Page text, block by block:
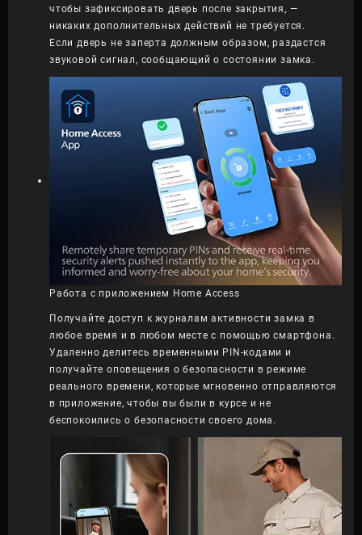
чтобы зафиксировать дверь после закрытия, —
никаких дополнительных действий не требуется.
Если дверь не заперта должным образом, раздастся
звуковой сигнал, сообщающий о состоянии замка.
Работа с приложением Home Access
Получайте доступ к журналам активности замка в
любое время и в любом месте с помощью смартфона.
Удаленно делитесь временными PIN-кодами и
получайте оповещения о безопасности в режиме
реального времени, которые мгновенно отправляются
в приложение, чтобы вы были в курсе и не
беспокоились о безопасности своего дома.